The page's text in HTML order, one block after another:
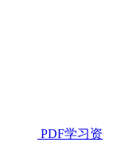
PDF学习资